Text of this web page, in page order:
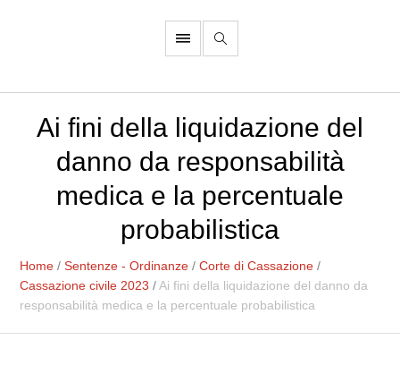
Ai fini della liquidazione del
danno da responsabilità
medica e la percentuale
probabilistica
Home /Sentenze - Ordinanze /Corte di Cassazione /
Cassazione civile 2023 /Ai fini della liquidazione del danno da
responsabilità medica e la percentuale probabilistica